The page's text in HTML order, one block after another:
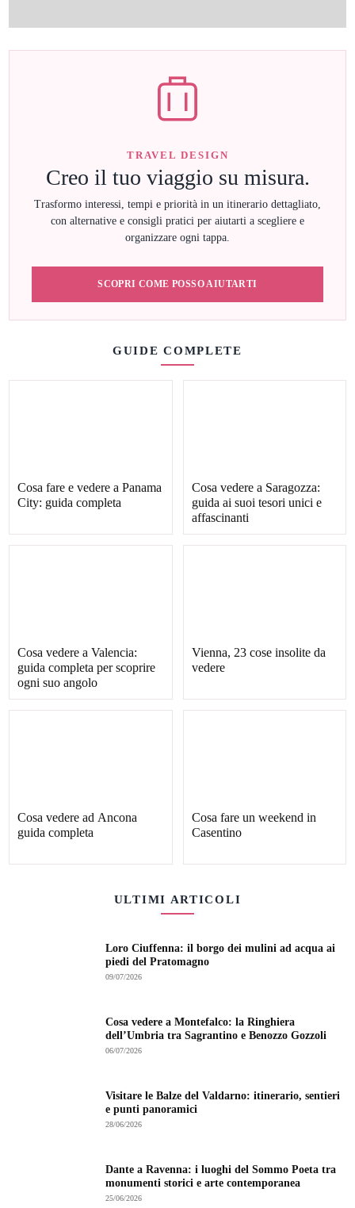
TRAVEL DESIGN
Creo il tuo viaggio su misura.
Trasformo interessi, tempi e priorità in un itinerario dettagliato,
con alternative e consigli pratici per aiutarti a scegliere e
organizzare ogni tappa.
SCOPRI COME POSSO AIUTARTI
GUIDE COMPLETE
Cosa fare e vedere a Panama
City: guida completa
Cosa vedere a Saragozza:
guida ai suoi tesori unici e
affascinanti
Cosa vedere a Valencia:
guida completa per scoprire
ogni suo angolo
Vienna, 23 cose insolite da
vedere
Cosa vedere ad Ancona
guida completa
Cosa fare un weekend in
Casentino
ULTIMI ARTICOLI
Loro Ciuffenna: il borgo dei mulini ad acqua ai
piedi del Pratomagno
09/07/2026
Cosa vedere a Montefalco: la Ringhiera
dell’Umbria tra Sagrantino e Benozzo Gozzoli
06/07/2026
Visitare le Balze del Valdarno: itinerario, sentieri
e punti panoramici
28/06/2026
Dante a Ravenna: i luoghi del Sommo Poeta tra
monumenti storici e arte contemporanea
25/06/2026